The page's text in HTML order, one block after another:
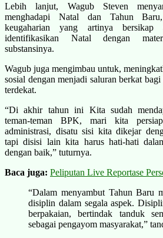
Lebih lanjut, Wagub Steven
menghadapi Natal dan Tahun
keugaharian yang artinya bersikap
identifikasikan Natal dengan
substansinya.
Wagub juga mengimbau untuk,
sosial dengan menjadi saluran berkat
terdekat.
“Di akhir tahun ini Kita sudah
teman-teman BPK, mari kita
administrasi, disatu sisi kita dikejar
tapi disisi lain kita harus hati-hati
dengan baik,” tuturnya.
Baca juga: Peliputan Live Reportase
“Dalam menyambut Tahun Baru
disiplin dalam segala aspek.
berpakaian, bertindak tanduk
sebagai pengayom masyarakat,”